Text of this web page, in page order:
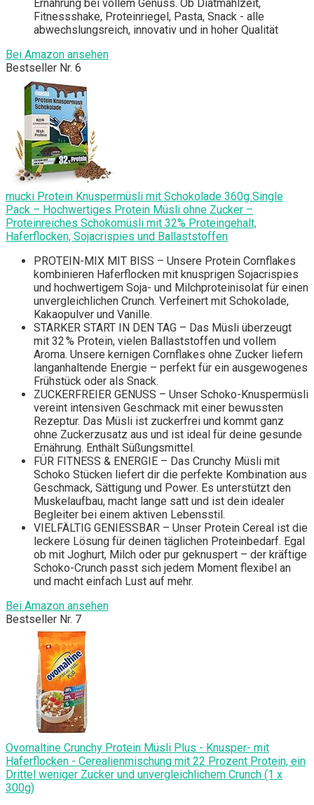
Ernährung bei vollem Genuss. Ob Diätmahlzeit,
Fitnessshake, Proteinriegel, Pasta, Snack - alle
abwechslungsreich, innovativ und in hoher Qualität
Bei Amazon ansehen
Bestseller Nr. 6
mucki Protein Knuspermüsli mit Schokolade 360g Single
Pack – Hochwertiges Protein Müsli ohne Zucker –
Proteinreiches Schokomüsli mit 32% Proteingehalt,
Haferflocken, Sojacrispies und Ballaststoffen
PROTEIN-MIX MIT BISS – Unsere Protein Cornflakes
kombinieren Haferflocken mit knusprigen Sojacrispies
und hochwertigem Soja- und Milchproteinisolat für einen
unvergleichlichen Crunch. Verfeinert mit Schokolade,
Kakaopulver und Vanille.
STARKER START IN DEN TAG – Das Müsli überzeugt
mit 32 % Protein, vielen Ballaststoffen und vollem
Aroma. Unsere kernigen Cornflakes ohne Zucker liefern
langanhaltende Energie – perfekt für ein ausgewogenes
Frühstück oder als Snack.
ZUCKERFREIER GENUSS – Unser Schoko-Knuspermüsli
vereint intensiven Geschmack mit einer bewussten
Rezeptur. Das Müsli ist zuckerfrei und kommt ganz
ohne Zuckerzusatz aus und ist ideal für deine gesunde
Ernährung. Enthält Süßungsmittel.
FÜR FITNESS & ENERGIE – Das Crunchy Müsli mit
Schoko Stücken liefert dir die perfekte Kombination aus
Geschmack, Sättigung und Power. Es unterstützt den
Muskelaufbau, macht lange satt und ist dein idealer
Begleiter bei einem aktiven Lebensstil.
VIELFÄLTIG GENIESSBAR – Unser Protein Cereal ist die
leckere Lösung für deinen täglichen Proteinbedarf. Egal
ob mit Joghurt, Milch oder pur geknuspert – der kräftige
Schoko-Crunch passt sich jedem Moment flexibel an
und macht einfach Lust auf mehr.
Bei Amazon ansehen
Bestseller Nr. 7
Ovomaltine Crunchy Protein Müsli Plus - Knusper- mit
Haferflocken - Cerealienmischung mit 22 Prozent Protein, ein
Drittel weniger Zucker und unvergleichlichem Crunch (1 x
300g)